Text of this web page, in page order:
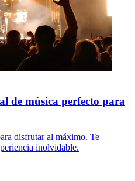
de música perfecto para
disfrutar al máximo. Te
inolvidable.